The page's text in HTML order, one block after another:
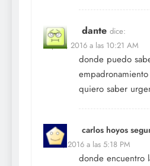
dante dice:
Sep 29, 2016 a las 10:21 AM
donde puedo
quiero saber
carlos hoyos
Nov 1, 2016 a las 5:18 PM
donde encuentro